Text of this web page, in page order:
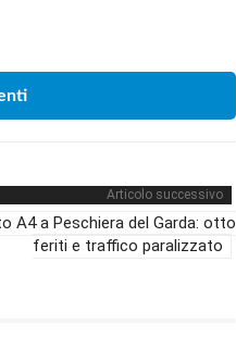
Articolo successivo
A4 a Peschiera del Garda: otto
feriti e traffico paralizzato